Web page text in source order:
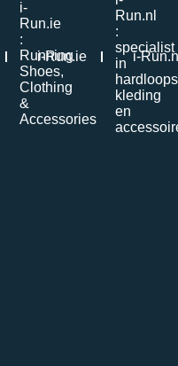
i-Run.ie i-Run.nl